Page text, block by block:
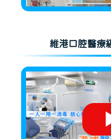
維港口腔醫療